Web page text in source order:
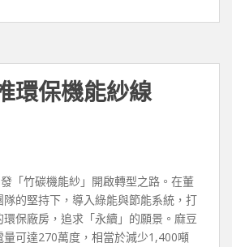
環保機能紗線
「竹碳機能紗」開啟轉型之路。在董
的堅持下，導入綠能與節能系統，打
保廠房，追求「永續」的願景。麻豆
量可達270萬度，相當於減少1,400噸